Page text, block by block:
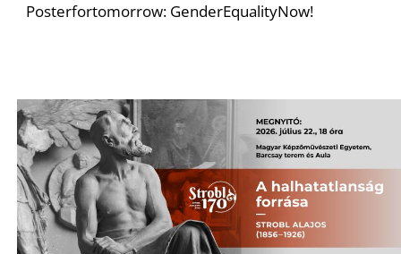
Posterfortomorrow: GenderEqualityNow!